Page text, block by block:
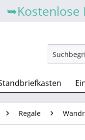
➥Kostenlose
Regale